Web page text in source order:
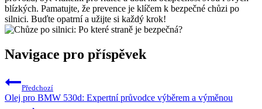
blízkých. Pamatujte, že prevence je klíčem k bezpečné chůzi po
silnici. Buďte opatrní a užijte si každý krok!
Navigace pro příspěvek
Předchozí
Olej pro BMW 530d: Expertní průvodce výběrem a výměnou